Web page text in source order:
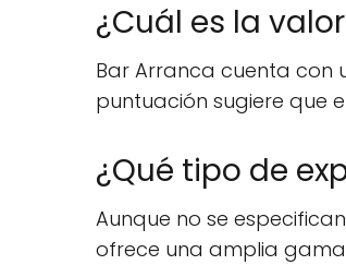
¿Cuál es la
Bar Arranca cuenta con
puntuación sugiere que
¿Qué tipo de
Aunque no se
ofrece una amplia